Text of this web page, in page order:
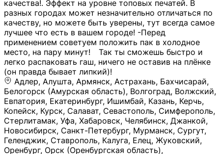
качества!. Эффект на уровне топовых печатей. В
разных городах может незначительно отличаться по
качеству, но можете быть уверены, тут всегда самое
лучшее что есть в вашем городе! -Перед
применением советуем положить пак в холодное
место, на пару минут!⠀ Так ты сможешь быстро и
легко распаковать гаш, ничего не оставив на плёнке
(он правда бывает липкий)!
Адлер, Алушта, Армянск, Астрахань, Бахчисарай,
Белогорск (Амурская область), Волгоград, Волжский,
Евпатория, Екатеринбург, Ишимбай, Казань, Керчь,
Копейск, Курск, Салават, Севастополь, Симферополь,
Стерлитамак, Уфа, Хабаровск, Челябинск, Джанкой,
Новосибирск, Санкт-Петербург, Мурманск, Сургут,
Геленджик, Ставрополь, Калуга, Елец, Жуковский,
Оренбург, Орск (Оренбургская область),